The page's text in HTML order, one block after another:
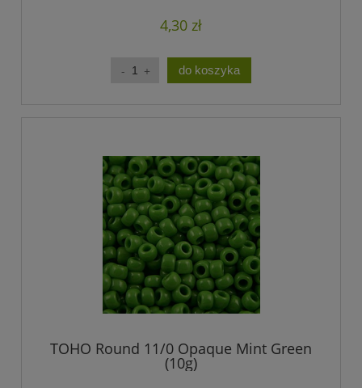
4,30 zł
do koszyka
TOHO Round 11/0 Opaque Mint Green
(10g)